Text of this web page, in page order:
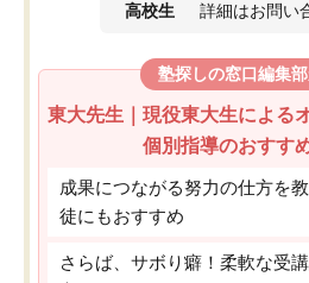
高校生 詳細はお問い
塾探しの窓口編集
東大先生｜現役東大生による
個別指導のおすす
成果につながる努力の仕方を
徒にもおすすめ
さらば、サボり癖！柔軟な受